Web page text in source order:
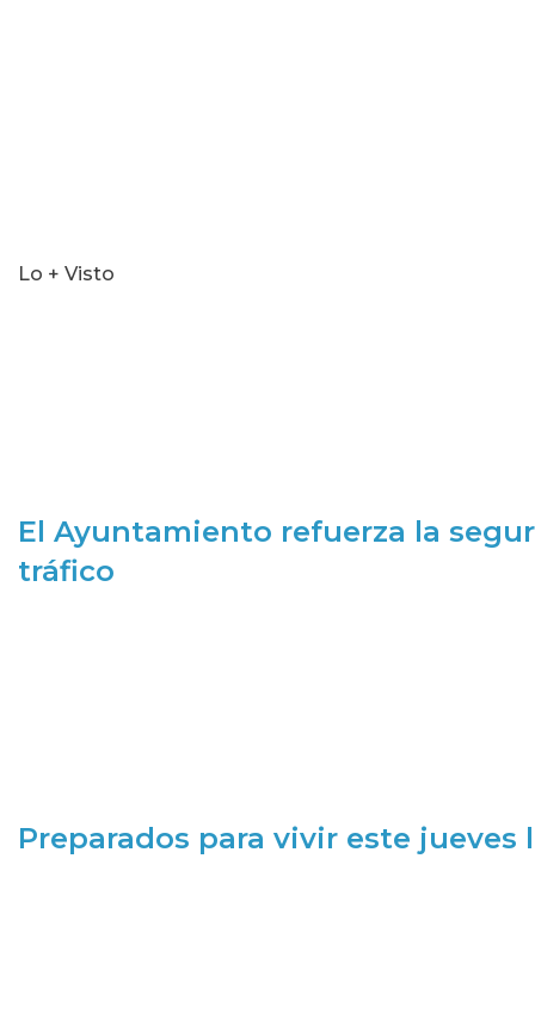
Lo + Visto
El Ayuntamiento refuerza la
tráfico
Preparados para vivir este jueves